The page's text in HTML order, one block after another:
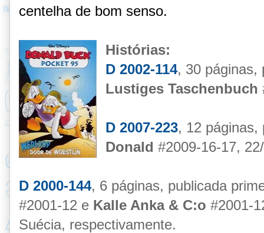
centelha de bom senso.
Histórias:
D 2002-114, 30 páginas,
Lustiges Taschenbuch
D 2007-223, 12 páginas,
Donald #2009-16-17,
D 2000-144, 6 páginas, publicada
#2001-12 e Kalle Anka & C:o #2001-
Suécia, respectivamente.